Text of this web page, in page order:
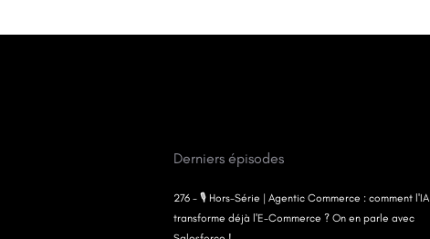
Derniers épisodes
276 - 🎙️ Hors-Série | Agentic Commerce : comment l'IA
transforme déjà l'E-Commerce ? On en parle avec